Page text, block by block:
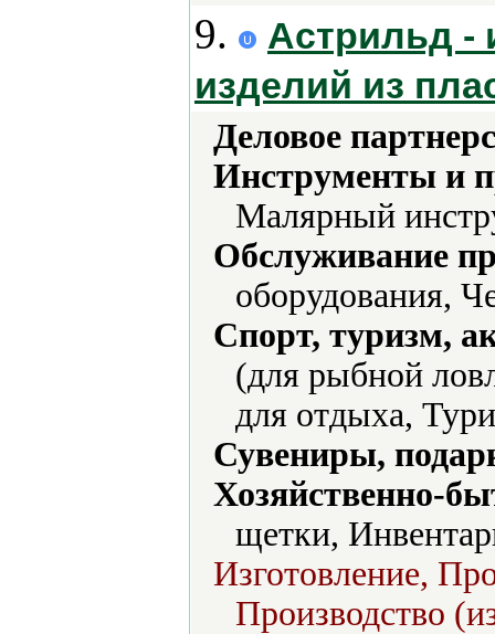
9.
Астрильд -
изделий из
Деловое
Инструменты и
Малярный
Обслуживание
оборудования,
Спорт, туризм,
(для рыбной
для отдыха,
Сувениры,
Хозяйственно-
щетки,
Изготовление,
Производство